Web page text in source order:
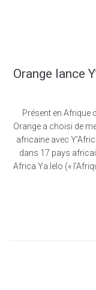
Orange lance
Présent en Afrique
Orange a choisi de
africaine avec
dans 17 pays
Africa Ya lelo («